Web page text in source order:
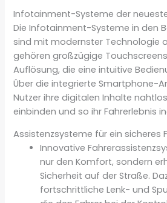
Infotainment-Systeme der
Die Infotainment-Systeme in den
sind mit modernster Technologie
gehören großzügige
Auflösung, die eine intuitive
Über die integrierte Smartphone-
Nutzer ihre digitalen Inhalte
einbinden und so ihr Fahrerlebnis
Assistenzsysteme für ein sicheres
Innovative
nur den Komfort, sondern
Sicherheit auf der Straße.
fortschrittliche Lenk- und